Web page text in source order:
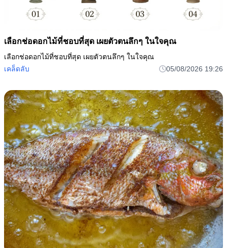
เลือกช่อดอกไม้ที่ชอบที่สุด เผยตัวตนลึกๆ ในใจคุณ
เลือกช่อดอกไม้ที่ชอบที่สุด เผยตัวตนลึกๆ ในใจคุณ
เคล็ดลับ
05/08/2026 19:26